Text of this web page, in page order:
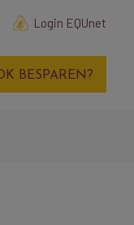
Login EQUnet
BESPAREN?